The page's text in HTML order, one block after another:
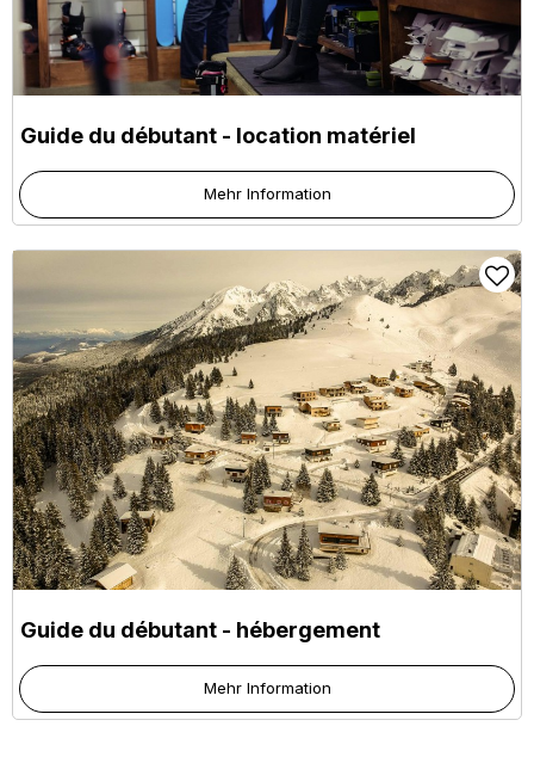
Guide du débutant - location matériel
Mehr Information
Guide du débutant - hébergement
Mehr Information